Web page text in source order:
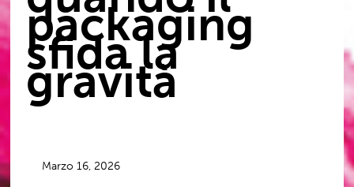
packaging
sfida la
gravità
Marzo 16, 2026